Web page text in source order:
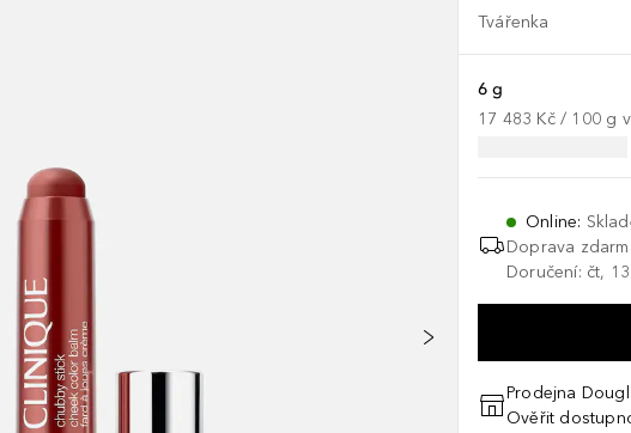
Tvářenka
6 g
17 483 Kč / 100 g
Online:
Doprava
Doručení: čt,
Prodejna
Ověřit